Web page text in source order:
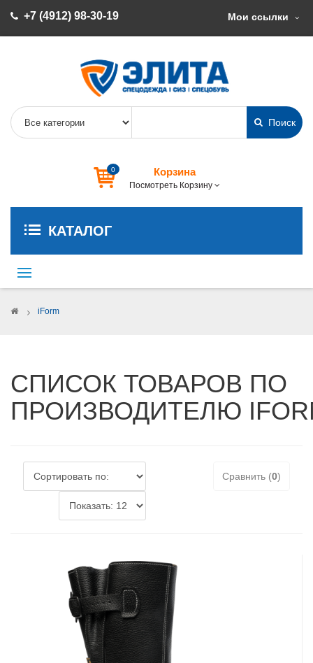
+7 (4912) 98-30-19 Мои ссылки
Поиск
0 Корзина
Посмотреть Корзину
КАТАЛОГ
Переключить
навигации
> iForm
СПИСОК ТОВАРОВ ПО
ПРОИЗВОДИТЕЛЮ
Сравнить (0)